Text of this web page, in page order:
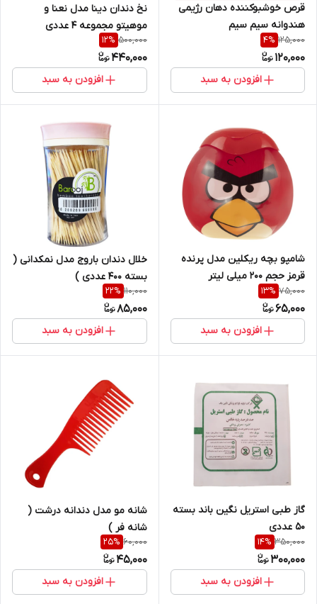
قرص خوشبوکننده دهان رژیمی
هندوانه سیم سیم
125,000
4%
120,000
افزودن به سبد
نخ دندان دینا مدل نعنا و
موهیتو مجموعه 4 عددی
500,000
12%
440,000
افزودن به سبد
شامپو بچه ریکلین مدل پرنده
قرمز حجم 200 میلی لیتر
75,000
13%
65,000
افزودن به سبد
خلال دندان باروج مدل نمکدانی (
بسته 400 عددی )
110,000
22%
85,000
افزودن به سبد
گاز طبی استریل نگین باند بسته
50 عددی
350,000
14%
300,000
افزودن به سبد
شانه مو مدل دندانه درشت (
شانه فر )
60,000
25%
45,000
افزودن به سبد